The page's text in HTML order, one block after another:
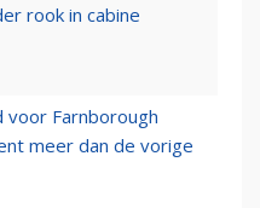
rook in cabine
Farnborough
meer dan de vorige